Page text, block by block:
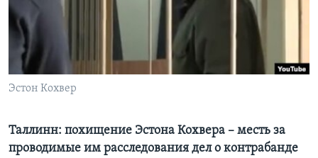
Learning English
СОЦИАЛЬНЫЕ СЕТИ
Языки
Эстон Кохвер
Таллинн: похищение Эстона Кохвера – месть за
проводимые им расследования дел о контрабанде